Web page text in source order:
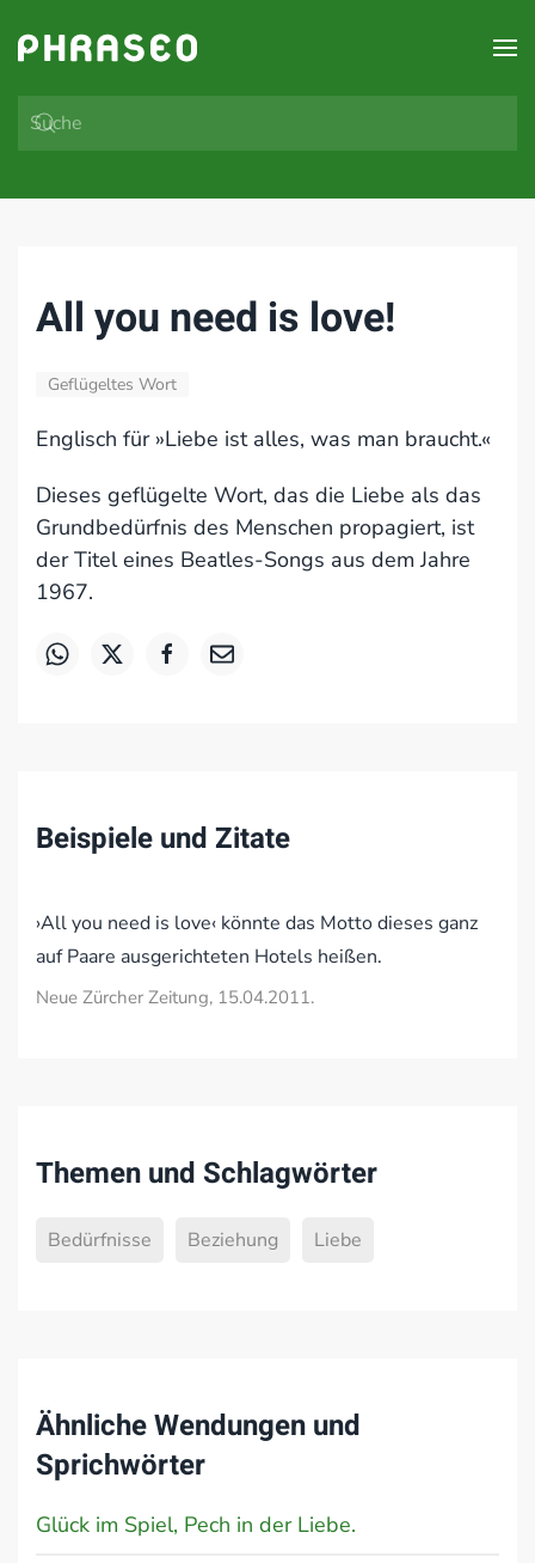
Zum Hauptinhalt springen
All you need is love!
Geflügeltes Wort
Englisch für »Liebe ist alles, was man braucht.«
Dieses geflügelte Wort, das die Liebe als das
Grundbedürfnis des Menschen propagiert, ist
der Titel eines Beatles-Songs aus dem Jahre
1967.
Beispiele und Zitate
›All you need is love‹ könnte das Motto dieses ganz
auf Paare ausgerichteten Hotels heißen.
Neue Zürcher Zeitung, 15.04.2011.
Themen und Schlagwörter
Bedürfnisse Beziehung Liebe
Ähnliche Wendungen und
Sprichwörter
Glück im Spiel, Pech in der Liebe.